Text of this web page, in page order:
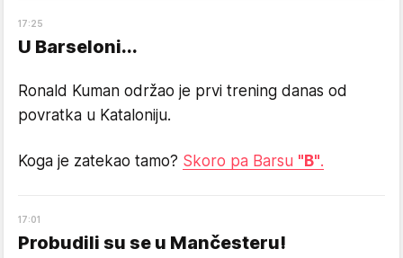
17:25
U Barseloni...
Ronald Kuman održao je prvi trening danas od
povratka u Kataloniju.
Koga je zatekao tamo? Skoro pa Barsu "B".
17:01
Probudili su se u Mančesteru!